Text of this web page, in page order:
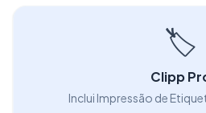
🏷️
Clipp
Inclui Impressão de